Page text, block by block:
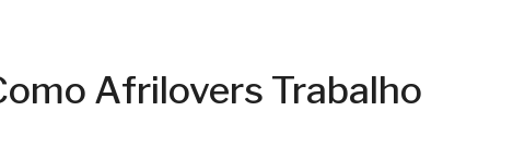
Afrilovers Trabalho